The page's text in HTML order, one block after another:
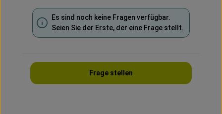
Es sind noch keine Fragen verfügbar.
Seien Sie der Erste, der eine Frage stellt.
Frage stellen